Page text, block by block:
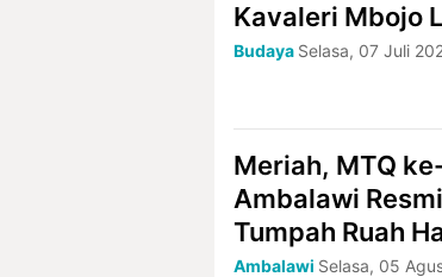
Kavaleri Mbojo
Budaya Selasa, 07 Juli
Meriah, MTQ
Ambalawi
Tumpah Ruah
Ambalawi Selasa, 05